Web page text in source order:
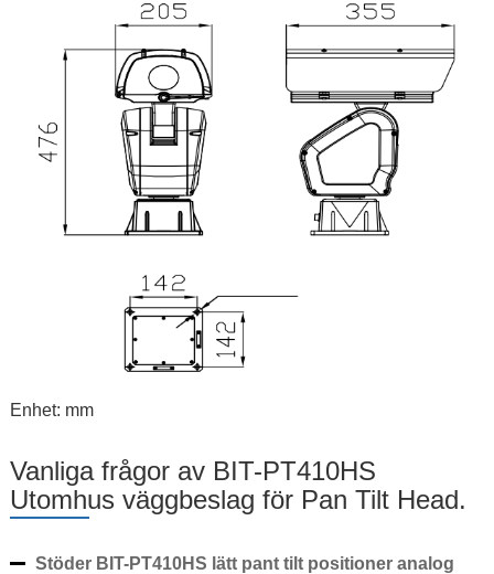
Enhet: mm
Vanliga frågor av BIT-PT410HS
Utomhus väggbeslag för Pan Tilt Head.
Stöder BIT-PT410HS lätt pant tilt positioner analog